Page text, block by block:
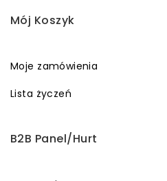
Mój Koszyk
Moje zamówienia
Lista życzeń
B2B Panel/Hurt